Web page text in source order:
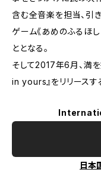
含む全音楽を担当、引
ゲーム《あめのふるほ
ととなる。
そして2017年6月、満
in yours』をリリースす
日本